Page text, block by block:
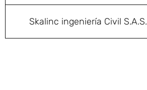
Skalinc ingeniería Civil S.A.S.